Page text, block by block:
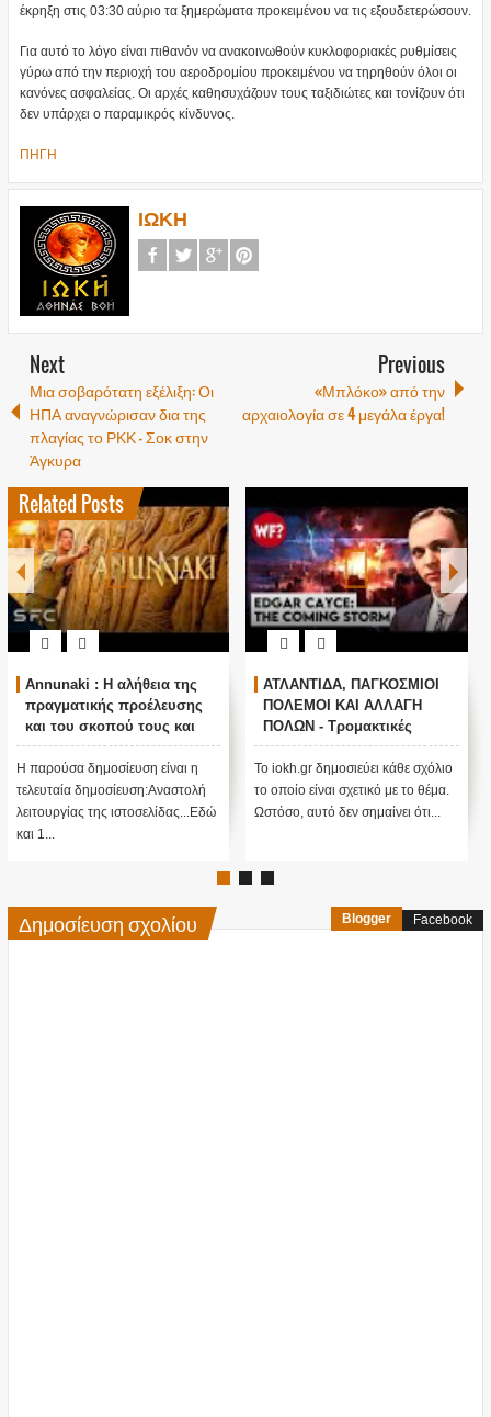
έκρηξη στις 03:30 αύριο τα ξημερώματα προκειμένου να τις εξουδετερώσουν.
Για αυτό το λόγο είναι πιθανόν να ανακοινωθούν κυκλοφοριακές ρυθμίσεις
γύρω από την περιοχή του αεροδρομίου προκειμένου να τηρηθούν όλοι οι
κανόνες ασφαλείας. Οι αρχές καθησυχάζουν τους ταξιδιώτες και τονίζουν ότι
δεν υπάρχει ο παραμικρός κίνδυνος.
ΠΗΓΗ
ΙΩΚΗ
Next
Μια σοβαρότατη εξέλιξη: Οι
ΗΠΑ αναγνώρισαν δια της
πλαγίας το ΡΚΚ – Σοκ στην
Άγκυρα
Previous
«Μπλόκο» από την
αρχαιολογία σε 4 μεγάλα έργα!
Related Posts
Annunaki : Η αλήθεια της
πραγματικής προέλευσης
και του σκοπού τους και
αναστολή λειτουργίας μας
....
Η παρούσα δημοσίευση είναι η
τελευταία δημοσίευση:Αναστολή
λειτουργίας της ιστοσελίδας...Εδώ
και 1...
ΑΤΛΑΝΤΙΔΑ, ΠΑΓΚΟΣΜΙΟΙ
ΠΟΛΕΜΟΙ ΚΑΙ ΑΛΛΑΓΗ
ΠΟΛΩΝ - Τρομακτικές
προβλέψεις του Edgar
Cayce (Video)
Το iokh.gr δημοσιεύει κάθε σχόλιο
το οποίο είναι σχετικό με το θέμα.
Ωστόσο, αυτό δεν σημαίνει ότι...
Δημοσίευση σχολίου Blogger Facebook